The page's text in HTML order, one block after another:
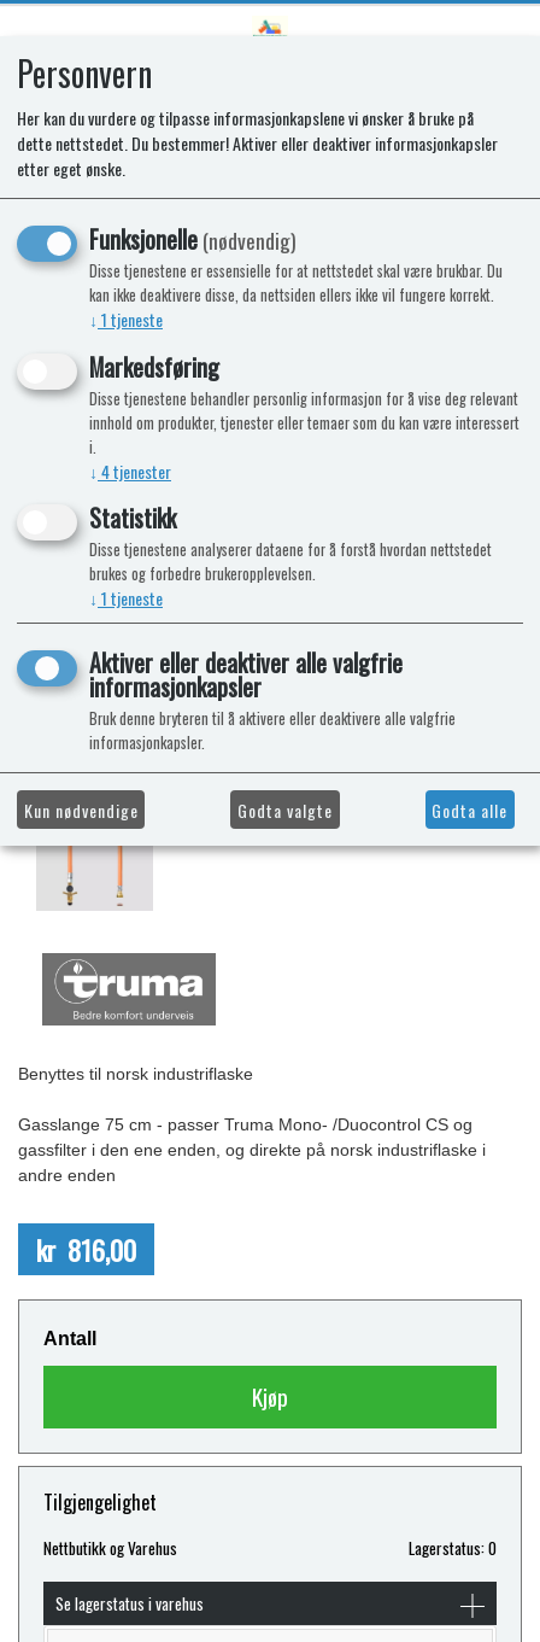
Truma Gasslange 75 cm - G10
Leveres i butikkforpakning
Benyttes til norsk industriflaske
Gasslange 75 cm - passer Truma Mono- /Duocontrol CS og
gassfilter i den ene enden, og direkte på norsk industriflaske i
andre enden
kr 816,00
Antall
Kjøp
Tilgjengelighet
Nettbutikk og Varehus Lagerstatus: 0
Se lagerstatus i varehus
Personvern
Her kan du vurdere og tilpasse informasjonkapslene vi ønsker å bruke på
dette nettstedet. Du bestemmer! Aktiver eller deaktiver informasjonkapsler
etter eget ønske.
Funksjonelle(nødvendig)
Disse tjenestene er essensielle for at nettstedet skal være brukbar. Du
kan ikke deaktivere disse, da nettsiden ellers ikke vil fungere korrekt.
↓ 1tjeneste
Markedsføring
Disse tjenestene behandler personlig informasjon for å vise deg relevant
innhold om produkter, tjenester eller temaer som du kan være interessert
i.
↓ 4tjenester
Statistikk
Disse tjenestene analyserer dataene for å forstå hvordan nettstedet
brukes og forbedre brukeropplevelsen.
↓ 1tjeneste
Aktiver eller deaktiver alle valgfrie
informasjonkapsler
Bruk denne bryteren til å aktivere eller deaktivere alle valgfrie
informasjonkapsler.
Kun nødvendige Godta valgte Godta alle